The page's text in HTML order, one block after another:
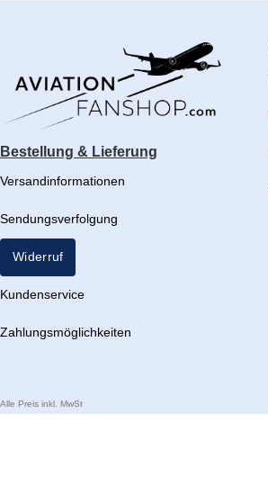
Bestellung & Lieferung
Versandinformationen
Sendungsverfolgung
Widerruf
Kundenservice
Zahlungsmöglichkeiten
Alle Preis inkl. MwSt